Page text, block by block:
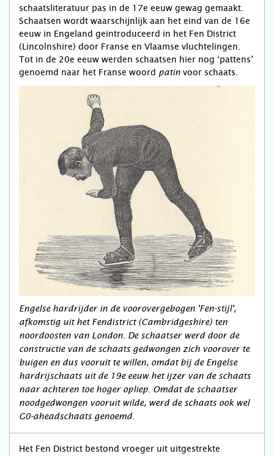
schaatsliteratuur pas in de 17e eeuw gewag gemaakt.
Schaatsen wordt waarschijnlijk aan het eind van de 16e
eeuw in Engeland geïntroduceerd in het Fen District
(Lincolnshire) door Franse en Vlaamse vluchtelingen.
Tot in de 20e eeuw werden schaatsen hier nog ‘pattens’
genoemd naar het Franse woord patin voor schaats.
Engelse hardrijder in de voorovergebogen 'Fen-stijl',
afkomstig uit het Fendistrict (Cambridgeshire) ten
noordoosten van London. De schaatser werd door de
constructie van de schaats gedwongen zich voorover te
buigen en dus vooruit te willen, omdat bij de Engelse
hardrijschaats uit de 19e eeuw het ijzer van de schaats
naar achteren toe hoger opliep. Omdat de schaatser
noodgedwongen vooruit wilde, werd de schaats ook wel
G0-aheadschaats genoemd.
Het Fen District bestond vroeger uit uitgestrekte